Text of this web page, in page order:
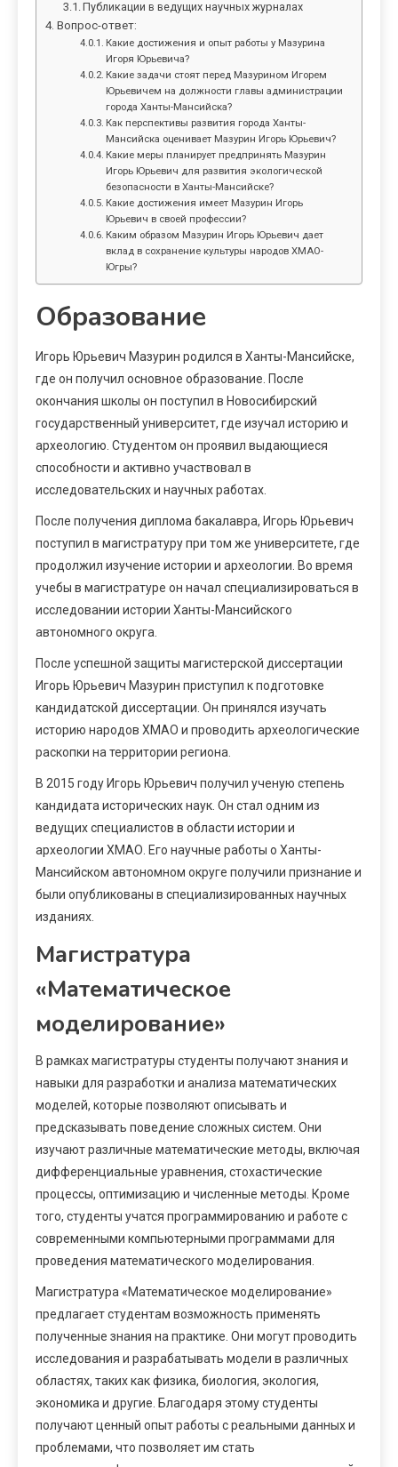
Публикации в ведущих научных журналах
Вопрос-ответ:
Какие достижения и опыт работы у Мазурина
Игоря Юрьевича?
Какие задачи стоят перед Мазурином Игорем
Юрьевичем на должности главы администрации
города Ханты-Мансийска?
Как перспективы развития города Ханты-
Мансийска оценивает Мазурин Игорь Юрьевич?
Какие меры планирует предпринять Мазурин
Игорь Юрьевич для развития экологической
безопасности в Ханты-Мансийске?
Какие достижения имеет Мазурин Игорь
Юрьевич в своей профессии?
Каким образом Мазурин Игорь Юрьевич дает
вклад в сохранение культуры народов ХМАО-
Югры?
Образование
Игорь Юрьевич Мазурин родился в Ханты-Мансийске,
где он получил основное образование. После
окончания школы он поступил в Новосибирский
государственный университет, где изучал историю и
археологию. Студентом он проявил выдающиеся
способности и активно участвовал в
исследовательских и научных работах.
После получения диплома бакалавра, Игорь Юрьевич
поступил в магистратуру при том же университете, где
продолжил изучение истории и археологии. Во время
учебы в магистратуре он начал специализироваться в
исследовании истории Ханты-Мансийского
автономного округа.
После успешной защиты магистерской диссертации
Игорь Юрьевич Мазурин приступил к подготовке
кандидатской диссертации. Он принялся изучать
историю народов ХМАО и проводить археологические
раскопки на территории региона.
В 2015 году Игорь Юрьевич получил ученую степень
кандидата исторических наук. Он стал одним из
ведущих специалистов в области истории и
археологии ХМАО. Его научные работы о Ханты-
Мансийском автономном округе получили признание и
были опубликованы в специализированных научных
изданиях.
Магистратура
«Математическое
моделирование»
В рамках магистратуры студенты получают знания и
навыки для разработки и анализа математических
моделей, которые позволяют описывать и
предсказывать поведение сложных систем. Они
изучают различные математические методы, включая
дифференциальные уравнения, стохастические
процессы, оптимизацию и численные методы. Кроме
того, студенты учатся программированию и работе с
современными компьютерными программами для
проведения математического моделирования.
Магистратура «Математическое моделирование»
предлагает студентам возможность применять
полученные знания на практике. Они могут проводить
исследования и разрабатывать модели в различных
областях, таких как физика, биология, экология,
экономика и другие. Благодаря этому студенты
получают ценный опыт работы с реальными данных и
проблемами, что позволяет им стать